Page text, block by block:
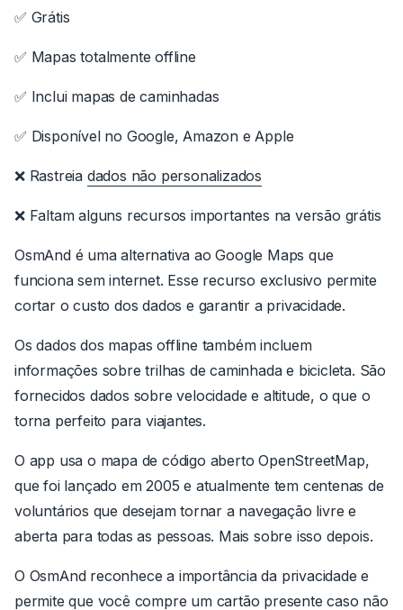
✅ Grátis
✅ Mapas totalmente offline
✅ Inclui mapas de caminhadas
✅ Disponível no Google, Amazon e Apple
❌ Rastreia dados não personalizados
❌ Faltam alguns recursos importantes na versão grátis
OsmAnd é uma alternativa ao Google Maps que
funciona sem internet. Esse recurso exclusivo permite
cortar o custo dos dados e garantir a privacidade.
Os dados dos mapas offline também incluem
informações sobre trilhas de caminhada e bicicleta. São
fornecidos dados sobre velocidade e altitude, o que o
torna perfeito para viajantes.
O app usa o mapa de código aberto OpenStreetMap,
que foi lançado em 2005 e atualmente tem centenas de
voluntários que desejam tornar a navegação livre e
aberta para todas as pessoas. Mais sobre isso depois.
O OsmAnd reconhece a importância da privacidade e
permite que você compre um cartão presente caso não